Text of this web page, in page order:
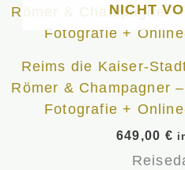
NICHT
Reims die Kaiser-
Römer & Champagner
Fotografie +
649,00 €